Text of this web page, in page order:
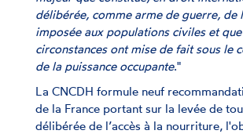
délibérée, comme arme de guerre, de
imposée aux populations civiles et
circonstances ont mise de fait sous le
de la puissance occupante."
La CNCDH formule neuf
de la France portant sur la levée de
délibérée de l’accès à la nourriture,